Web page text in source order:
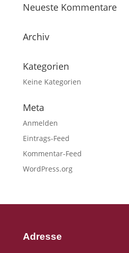
Neueste Kommentare
Archiv
Kategorien
Keine Kategorien
Meta
Anmelden
Eintrags-Feed
Kommentar-Feed
WordPress.org
Adresse